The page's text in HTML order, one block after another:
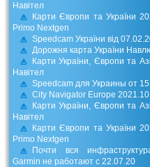
Навітел
Карти Європи та України
Primo Nextgen
Speedcam України від
Дорожня карта України
Карти України, Європи та
Навітел
Speedcam для Украины от
City Navigator Europe
Карти України, Європи та
Навітел
Карти Європи та України
Primo Nextgen
Почти вся
Garmin не работают с 22.07.20